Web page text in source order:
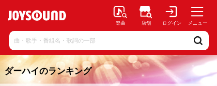
楽曲 店舗 ログイン メニュー
ダーハイのランキング